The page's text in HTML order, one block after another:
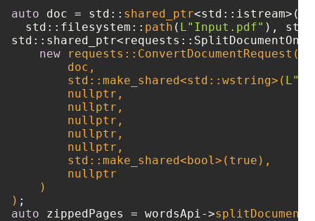
auto doc = std:: shared_ptr<std::istream>(
  std::filesystem::
path ( L"Input.pdf"
new requests::ConvertDocumentRequest(
        doc,
        std::make_shared<std::wstring>(
nullptr ,
nullptr ,
nullptr ,
nullptr ,
nullptr ,
        std::make_shared<
bool>( true ),
nullptr
    )
)
auto zippedPages = wordsApi->